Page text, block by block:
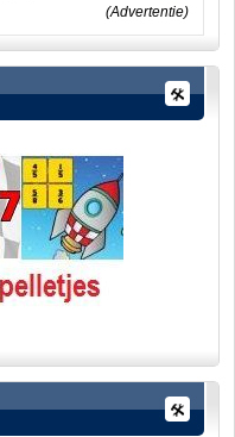
(Advertentie)